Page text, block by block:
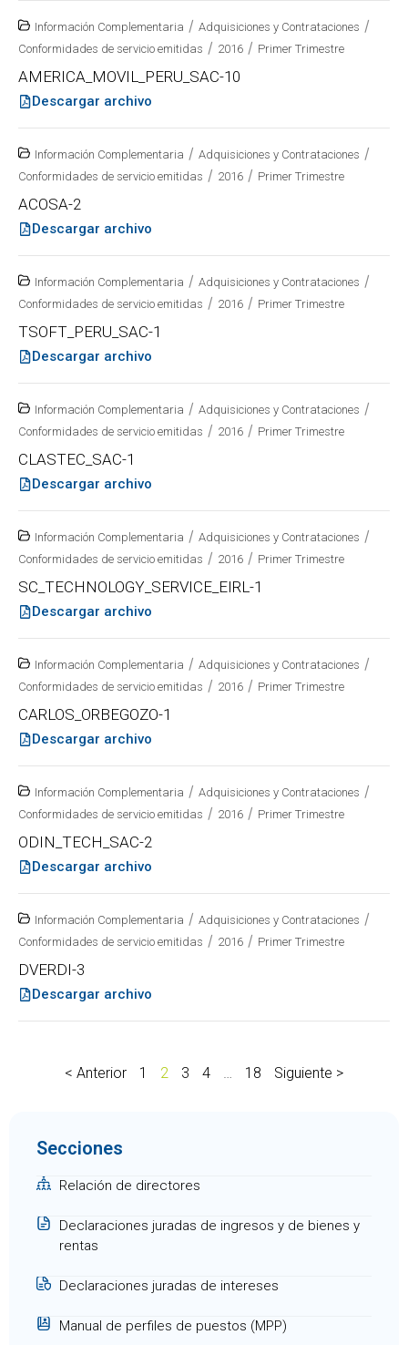
Información Complementaria / Adquisiciones y Contrataciones /
Conformidades de servicio emitidas / 2016 / Primer Trimestre
AMERICA_MOVIL_PERU_SAC-10
Descargar archivo
Información Complementaria / Adquisiciones y Contrataciones /
Conformidades de servicio emitidas / 2016 / Primer Trimestre
ACOSA-2
Descargar archivo
Información Complementaria / Adquisiciones y Contrataciones /
Conformidades de servicio emitidas / 2016 / Primer Trimestre
TSOFT_PERU_SAC-1
Descargar archivo
Información Complementaria / Adquisiciones y Contrataciones /
Conformidades de servicio emitidas / 2016 / Primer Trimestre
CLASTEC_SAC-1
Descargar archivo
Información Complementaria / Adquisiciones y Contrataciones /
Conformidades de servicio emitidas / 2016 / Primer Trimestre
SC_TECHNOLOGY_SERVICE_EIRL-1
Descargar archivo
Información Complementaria / Adquisiciones y Contrataciones /
Conformidades de servicio emitidas / 2016 / Primer Trimestre
CARLOS_ORBEGOZO-1
Descargar archivo
Información Complementaria / Adquisiciones y Contrataciones /
Conformidades de servicio emitidas / 2016 / Primer Trimestre
ODIN_TECH_SAC-2
Descargar archivo
Información Complementaria / Adquisiciones y Contrataciones /
Conformidades de servicio emitidas / 2016 / Primer Trimestre
DVERDI-3
Descargar archivo
< Anterior 1 2 3 4 … 18 Siguiente >
Secciones
Relación de directores
Declaraciones juradas de ingresos y de bienes y
rentas
Declaraciones juradas de intereses
Manual de perfiles de puestos (MPP)